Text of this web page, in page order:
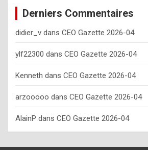
e
y
o
u
s
h
o
Derniers Commentaires
didier_v dans CEO Gazette 2026-04
ylf22300 dans CEO Gazette 2026-04
Kenneth dans CEO Gazette 2026-04
arzooooo dans CEO Gazette 2026-04
AlainP dans CEO Gazette 2026-04